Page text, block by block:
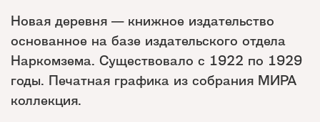
Новая деревня — книжное издательство
основанное на базе издательского отдела
Наркомзема. Существовало с 1922 по 1929
годы. Печатная графика из собрания МИРА
коллекция.